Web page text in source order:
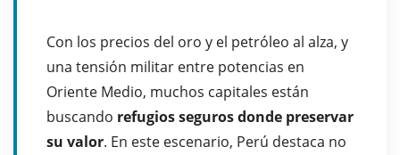
Con los precios del oro y el petróleo al alza, y
una tensión militar entre potencias en
Oriente Medio, muchos capitales están
buscando refugios seguros donde preservar
su valor. En este escenario, Perú destaca no